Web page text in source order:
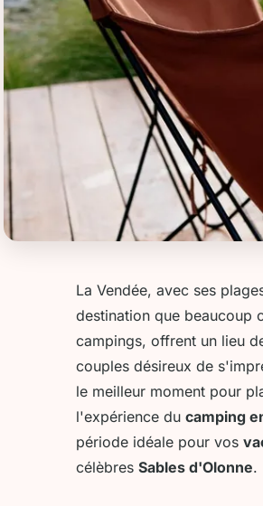
La Vendée, avec ses
destination que beaucoup
campings, offrent un lieu
couples désireux de
le meilleur moment pour
l'expérience du camping
période idéale pour vos
célèbres Sables d'Olonne.